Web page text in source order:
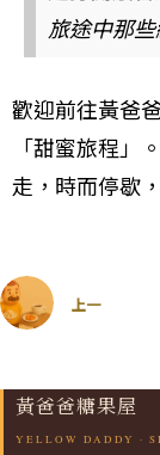
旅途中那
歡迎前往黃爸
「甜蜜旅程」
走，時而停歇
上一
黃爸爸糖果屋